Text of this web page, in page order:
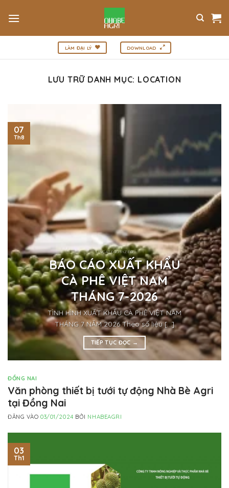
qua
nội
dung
LÀM ĐẠI LÝ DOWNLOAD
LƯU TRỮ DANH MỤC: LOCATION
UNCATEGORIZED
BÁO CÁO XUẤT KHẨU
CÀ PHÊ VIỆT NAM
THÁNG 7-2026
TÌNH HÌNH XUẤT KHẨU CÀ PHÊ VIỆT NAM
THÁNG 7 NĂM 2026 Theo số liệu [...]
TIẾP TỤC ĐỌC →
07
Th8
ĐỒNG NAI
Văn phòng thiết bị tưới tự động Nhà Bè Agri
tại Đồng Nai
ĐĂNG VÀO03/01/2024 BỞI NHABEAGRI
03
Th1